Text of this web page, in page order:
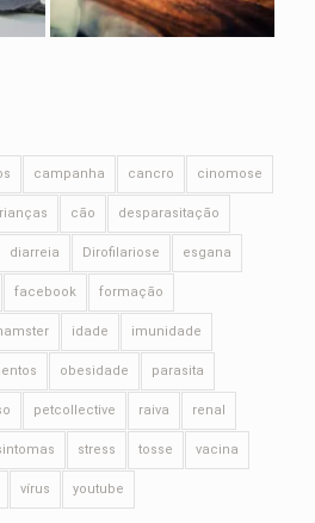
campanha cancro cinomose
cão desparasitação
diarreia Dirofilariose esgana
facebook formação
idade imunidade
obesidade parasita
petcollective raiva renal
stress tosse vacina
vírus youtube